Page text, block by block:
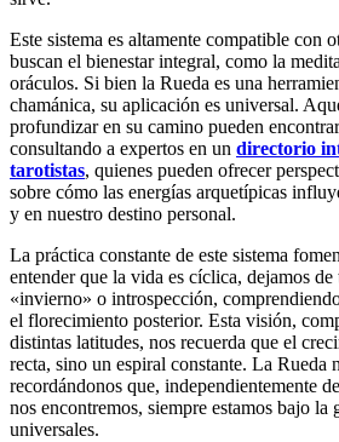
Este sistema es altamente compatible con
buscan el bienestar integral, como la
oráculos. Si bien la Rueda es una
chamánica, su aplicación es universal.
profundizar en su camino pueden
consultando a expertos en un directorio
tarotistas, quienes pueden ofrecer
sobre cómo las energías arquetípicas
y en nuestro destino personal.
La práctica constante de este sistema
entender que la vida es cíclica, dejamos
«invierno» o introspección,
el florecimiento posterior. Esta visión,
distintas latitudes, nos recuerda que el
recta, sino un espiral constante. La Rueda
recordándonos que, independientemente
nos encontremos, siempre estamos bajo la
universales.